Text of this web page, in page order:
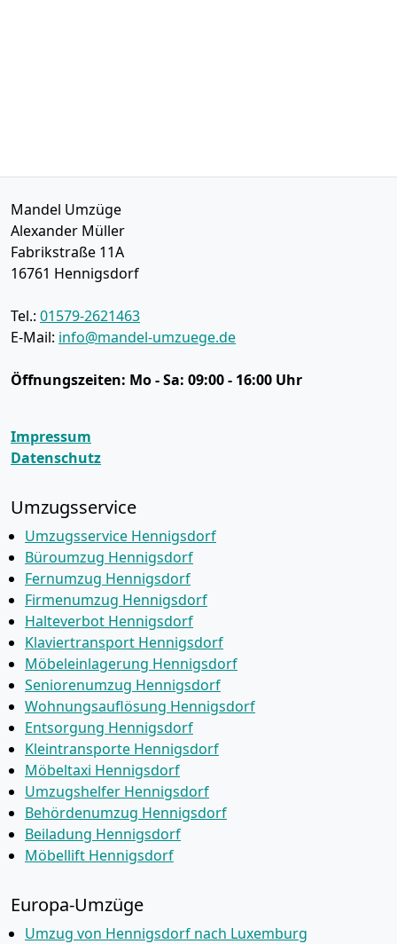
Mandel Umzüge
Alexander Müller
Fabrikstraße 11A
16761 Hennigsdorf
Tel.: 01579-2621463
E-Mail: info@mandel-umzuege.de
Öffnungszeiten: Mo - Sa: 09:00 - 16:00 Uhr
Impressum
Datenschutz
Umzugsservice
Umzugsservice Hennigsdorf
Büroumzug Hennigsdorf
Fernumzug Hennigsdorf
Firmenumzug Hennigsdorf
Halteverbot Hennigsdorf
Klaviertransport Hennigsdorf
Möbeleinlagerung Hennigsdorf
Seniorenumzug Hennigsdorf
Wohnungsauflösung Hennigsdorf
Entsorgung Hennigsdorf
Kleintransporte Hennigsdorf
Möbeltaxi Hennigsdorf
Umzugshelfer Hennigsdorf
Behördenumzug Hennigsdorf
Beiladung Hennigsdorf
Möbellift Hennigsdorf
Europa-Umzüge
Umzug von Hennigsdorf nach Luxemburg